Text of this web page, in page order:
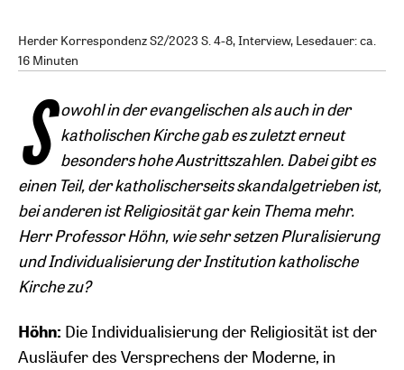
Herder Korrespondenz S2/2023 S. 4-8, Interview, Lesedauer: ca.
16 Minuten
S
owohl in der evangelischen als auch in der
katholischen Kirche gab es zuletzt erneut
besonders hohe Austrittszahlen. Dabei gibt es
einen Teil, der katholischerseits skandalgetrieben ist,
bei anderen ist Religiosität gar kein Thema mehr.
Herr Professor Höhn, wie sehr setzen Pluralisierung
und Individualisierung der Institution katholische
Kirche zu?
Höhn: Die Individualisierung der Religiosität ist der
Ausläufer des Versprechens der Moderne, in